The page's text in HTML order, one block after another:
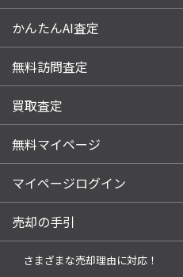
かんたんAI査定
無料訪問査定
買取査定
無料マイページ
マイページログイン
売却の手引
さまざまな売却理由に対応！